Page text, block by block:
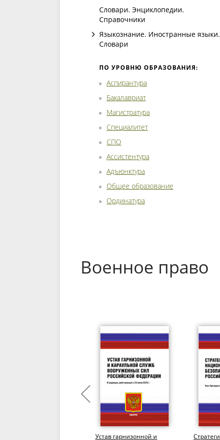
Словари. Энциклопедии.
Справочники
Языкознание. Иностранные языки.
Словари
ПО УРОВНЮ ОБРАЗОВАНИЯ:
Аспирантура
Бакалавриат
Магистратура
Специалитет
СПО
Ассистентура
Адъюнктура
Общее образование
Ординатура
Военное право
Устав гарнизонной и